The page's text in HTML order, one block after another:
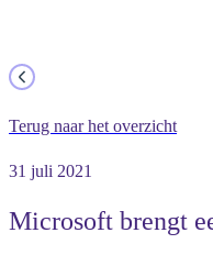
Terug naar het overzicht
31 juli 2021
Microsoft brengt